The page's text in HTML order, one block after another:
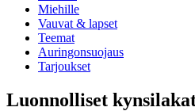
Miehille
Vauvat & lapset
Teemat
Auringonsuojaus
Tarjoukset
Luonnolliset